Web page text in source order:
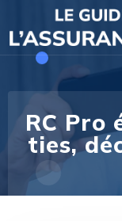
RC Pro
ties,